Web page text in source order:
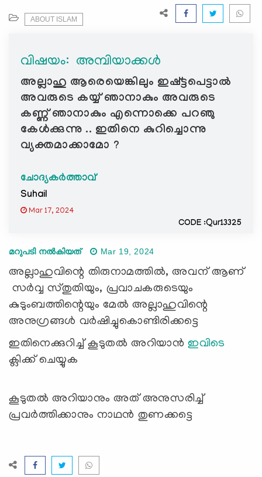
g
a
t
i
o
n
ABOUT ISLAM
വിഷയം: ‍ അമ്പിയാക്കൾ
അല്ലാഹു ആരെയെങ്കിലും ഇഷ്ട്ടപെട്ടാൽ
അവരുടെ കയ്യ് ഞാനാകും അവരുടെ
കണ്ണ് ഞാനാകും എന്നൊക്കെ പറഞു
കേൾക്കുന്നു .. ഇതിനെ കുറിച്ചൊന്നു
വ്യക്തമാക്കാമോ ?
ചോദ്യകർത്താവ്
Suhail
Mar 17, 2024
CODE :Qur13325
മറുപടി നൽകിയത് Mar 19, 2024
അല്ലാഹുവിന്റെ തിരുനാമത്തില്‍, അവന് ആണ്
സര്‍വ്വ സ്തുതിയും, പ്രവാചകരുടെയും
കുടുംബത്തിന്റെയും മേല്‍ അല്ലാഹുവിന്റെ
അനുഗ്രങ്ങള്‍ വര്‍ഷിച്ചുകൊണ്ടിരിക്കട്ടെ
ഇതിനെക്കുറിച്ച് കൂടുതൽ അറിയാൻഇവിടെ
ക്ലിക്ക് ചെയ്യുക
കൂടുതല്‍ അറിയാനും അത് അനുസരിച്ച്
പ്രവര്‍ത്തിക്കാനും നാഥന്‍ തുണക്കട്ടെ